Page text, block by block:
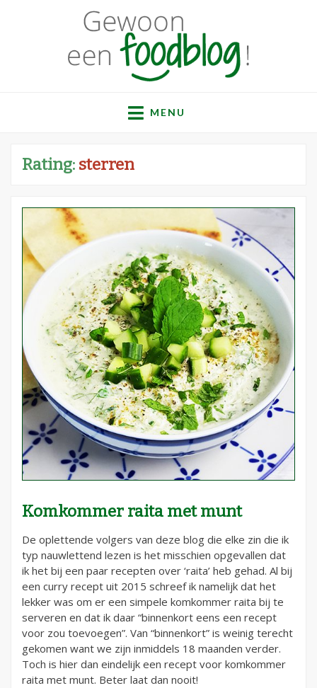
Gewoon een
foodblog!
recepten
MENU
Rating: sterren
Komkommer raita met munt
De oplettende volgers van deze blog die elke zin die ik
typ nauwlettend lezen is het misschien opgevallen dat
ik het bij een paar recepten over ‘raita’ heb gehad. Al bij
een curry recept uit 2015 schreef ik namelijk dat het
lekker was om er een simpele komkommer raita bij te
serveren en dat ik daar “binnenkort eens een recept
voor zou toevoegen”. Van “binnenkort” is weinig terecht
gekomen want we zijn inmiddels 18 maanden verder.
Toch is hier dan eindelijk een recept voor komkommer
raita met munt. Beter laat dan nooit!